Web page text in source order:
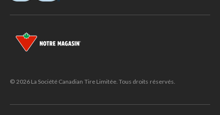
© 2026 La Société Canadian Tire Limitée. Tous droits réservés.